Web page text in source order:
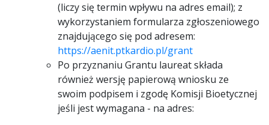
(liczy się termin wpływu na adres email); z
wykorzystaniem formularza zgłoszeniowego
znajdującego się pod adresem:
https://aenit.ptkardio.pl/grant
Po przyznaniu Grantu laureat składa
również wersję papierową wniosku ze
swoim podpisem i zgodę Komisji Bioetycznej
jeśli jest wymagana - na adres: